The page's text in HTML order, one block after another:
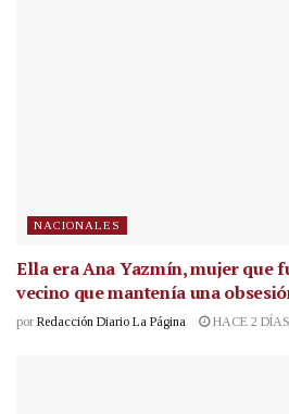
NACIONALES
Ella era Ana Yazmín, mujer que
vecino que mantenía una
por Redacción Diario La Página HACE 2 DÍAS